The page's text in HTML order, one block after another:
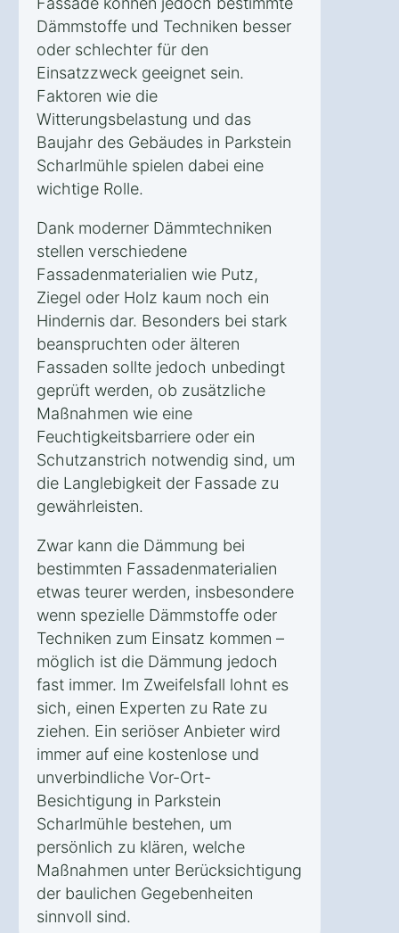
Dämmstoffe und Techniken besser
oder schlechter für den
Einsatzzweck geeignet sein.
Faktoren wie die
Witterungsbelastung und das
Baujahr des Gebäudes in Parkstein
Scharlmühle spielen dabei eine
wichtige Rolle.
Dank moderner Dämmtechniken
stellen verschiedene
Fassadenmaterialien wie Putz,
Ziegel oder Holz kaum noch ein
Hindernis dar. Besonders bei stark
beanspruchten oder älteren
Fassaden sollte jedoch unbedingt
geprüft werden, ob zusätzliche
Maßnahmen wie eine
Feuchtigkeitsbarriere oder ein
Schutzanstrich notwendig sind, um
die Langlebigkeit der Fassade zu
gewährleisten.
Zwar kann die Dämmung bei
bestimmten Fassadenmaterialien
etwas teurer werden, insbesondere
wenn spezielle Dämmstoffe oder
Techniken zum Einsatz kommen –
möglich ist die Dämmung jedoch
fast immer. Im Zweifelsfall lohnt es
sich, einen Experten zu Rate zu
ziehen. Ein seriöser Anbieter wird
immer auf eine kostenlose und
unverbindliche Vor-Ort-
Besichtigung in Parkstein
Scharlmühle bestehen, um
persönlich zu klären, welche
Maßnahmen unter Berücksichtigung
der baulichen Gegebenheiten
sinnvoll sind.